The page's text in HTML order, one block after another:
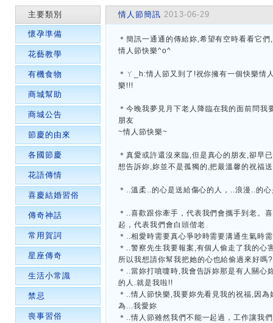
主要類別
懷孕準備
花藝教學
有機食物
商城幫助
商城公告
節慶的由來
各國節慶
花語傳情
喜慶結婚習俗
傳奇神話
常用賀詞
星座傳奇
生活小常識
禁忌
喪事習俗
情人節簡訊2013-06-29
＊簡訊一通通的傳給妳,希望有空時看看它
情人節快樂^o^
＊ㄚ_h:情人節又到了!祝你擁有一個快樂情
樂!!!
＊今晚我夢見月下老人降臨在我的面前問
朋友
~情人節快樂~
＊真愛或許還沒來臨,但是真心的朋友,卻早
想告訴妳,妳並不是孤獨的,把最溫馨的祝福
＊..溫柔..的心是送給傷心的人，..浪漫..的
＊..喜歡跟你牽手，代表我們會攜手到老。
起，代表我們會白頭偕老
＊..相愛時需要真心爭吵時需要溝通生氣時
＊..警察先生我要報案,有個人偷走了我的
所以我想請你幫我把她的心也給偷過來好嗎
＊..當妳打噴嚏時,我會告訴妳那是有人關
的人.就是我啦!!
＊..情人節快樂,我要妳先看見我的祝福,因
為...我愛妳
＊..情人節雖然我們不能一起過，工作讓我